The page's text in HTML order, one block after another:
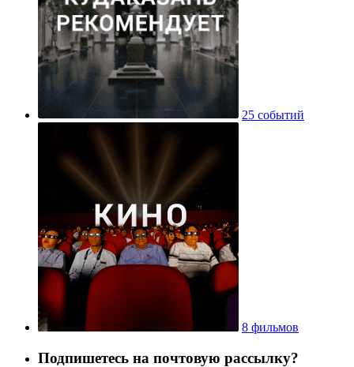
25 событий
8 фильмов
Подпишетесь на почтовую рассылку?